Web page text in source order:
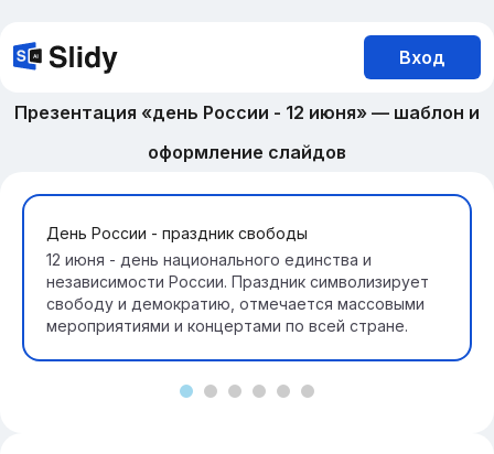
Вход
Презентация «день России - 12 июня» — шаблон и
оформление слайдов
День России - праздник свободы
12 июня - день национального единства и
независимости России. Праздник символизирует
свободу и демократию, отмечается массовыми
мероприятиями и концертами по всей стране.